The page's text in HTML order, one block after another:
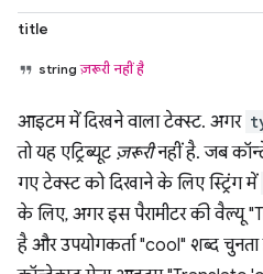
title
stringज़रूरी नहीं है
आइटम में दिखने वाला टेक्स्ट. अगर
तो यह एट्रिब्यूट ज़रूरीनहीं है. जब
गए टेक्स्ट को दिखाने के लिए स्ट्रिंग में
के लिए, अगर इस पैरामीटर की वैल्यू
है और उपयोगकर्ता "cool" शब्द